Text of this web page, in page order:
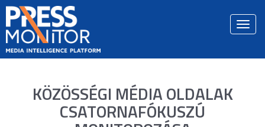
KÖZÖSSÉGI MÉDIA OLDALAK
CSATORNAFÓKUSZÚ